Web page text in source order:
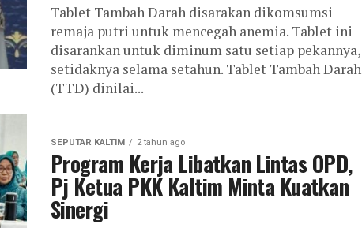
Tablet Tambah Darah disarakan dikomsumsi
remaja putri untuk mencegah anemia. Tablet ini
disarankan untuk diminum satu setiap pekannya,
setidaknya selama setahun. Tablet Tambah Darah
(TTD) dinilai...
SEPUTAR KALTIM 2 tahun ago
Program Kerja Libatkan Lintas OPD,
Pj Ketua PKK Kaltim Minta Kuatkan
Sinergi